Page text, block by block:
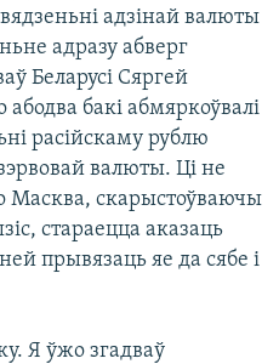
адзінай валюты
адразу абверг
Беларусі Сяргей
бакі абмяркоўвалі
расійскаму рублю
валюты. Ці не
Масква, скарыстоўваючы
стараецца аказаць
прывязаць яе да сябе і
Я ўжо згадваў